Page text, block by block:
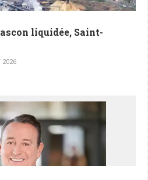
liquidée, Saint-
2026